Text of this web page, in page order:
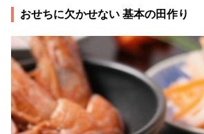
おせちに欠かせない 基本の田作り